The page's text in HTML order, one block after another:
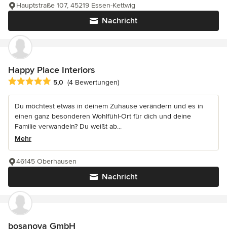
Nachricht
Hauptstraße 107, 45219 Essen-Kettwig
Happy Place Interiors
Durchschnittliche Bewertung: 5 von 5 Sternen
5,0 (4 Bewertungen)
Du möchtest etwas in deinem Zuhause verändern und es in
einen ganz besonderen Wohlfühl-Ort für dich und deine
Familie verwandeln? Du weißt ab...
Mehr
Nachricht
46145 Oberhausen
bosanova GmbH